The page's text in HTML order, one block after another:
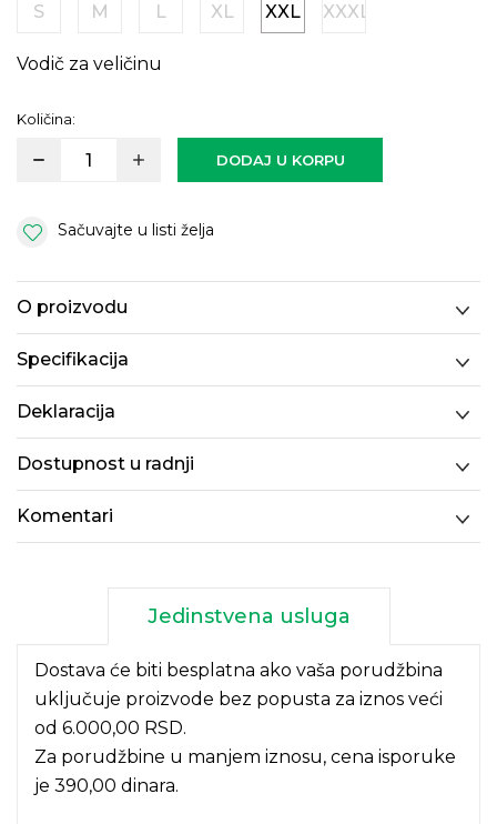
S M L XL XXL XXXL
Vodič za veličinu
Količina:
DODAJ U KORPU
Sačuvajte u listi želja
O proizvodu
Specifikacija
Deklaracija
Dostupnost u radnji
Komentari
Jedinstvena usluga
Dostava će biti besplatna ako vaša porudžbina
uključuje proizvode bez popusta za iznos veći
od 6.000,00 RSD.
Za porudžbine u manjem iznosu, cena isporuke
je 390,00 dinara.